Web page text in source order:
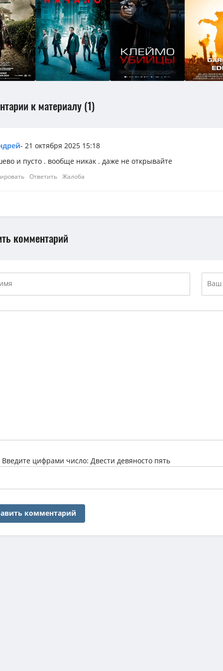
к материалу (1)
- 21 октября 2025 15:18
и пусто . вообще никак . даже не открывайте
Ответить Жалоба
комментарий
Введите цифрами число: Двести девяносто пять
комментарий